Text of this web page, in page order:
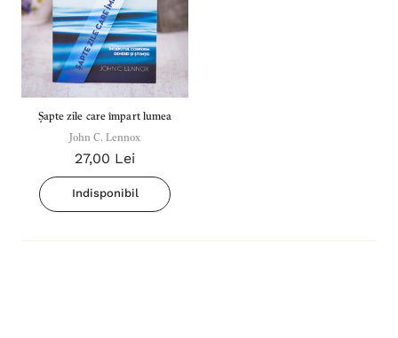
Șapte zile care împart lumea
John C. Lennox
27,00 Lei
Indisponibil